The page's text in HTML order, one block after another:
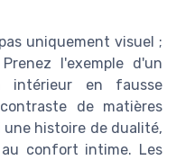
uniquement visuel ;
l'exemple d'un
intérieur en fausse
de matières
histoire de dualité,
confort intime. Les